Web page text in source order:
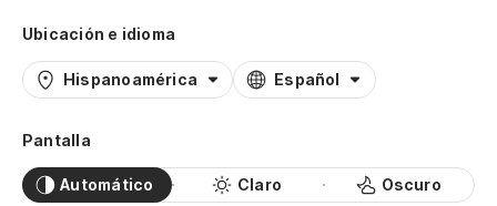
Ubicación e idioma
Hispanoamérica Español
Pantalla
Automático Claro Oscuro